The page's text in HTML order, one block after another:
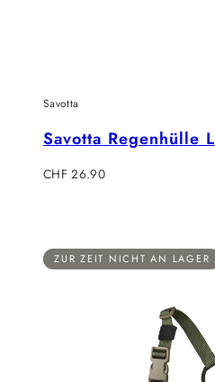
Savotta
Savotta Regenhülle L
Regulärer
CHF 26.90
ZUR ZEIT NICHT AN LAGER